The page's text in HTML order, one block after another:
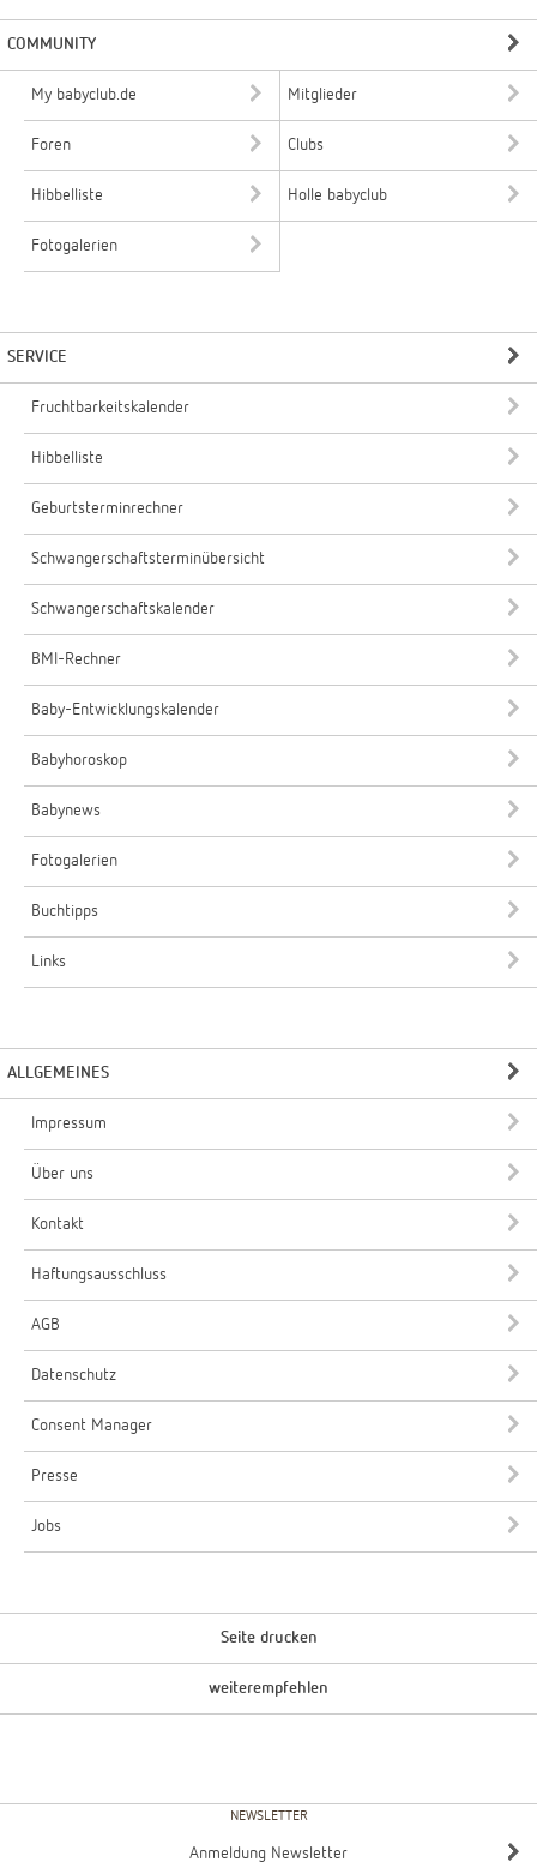
COMMUNITY
My babyclub.de Mitglieder
Foren Clubs
Hibbelliste Holle babyclub
Fotogalerien
SERVICE
Fruchtbarkeitskalender
Hibbelliste
Geburtsterminrechner
Schwangerschaftsterminübersicht
Schwangerschaftskalender
BMI-Rechner
Baby-Entwicklungskalender
Babyhoroskop
Babynews
Fotogalerien
Buchtipps
Links
ALLGEMEINES
Impressum
Über uns
Kontakt
Haftungsausschluss
AGB
Datenschutz
Consent Manager
Presse
Jobs
Seite drucken
weiterempfehlen
NEWSLETTER
Anmeldung Newsletter